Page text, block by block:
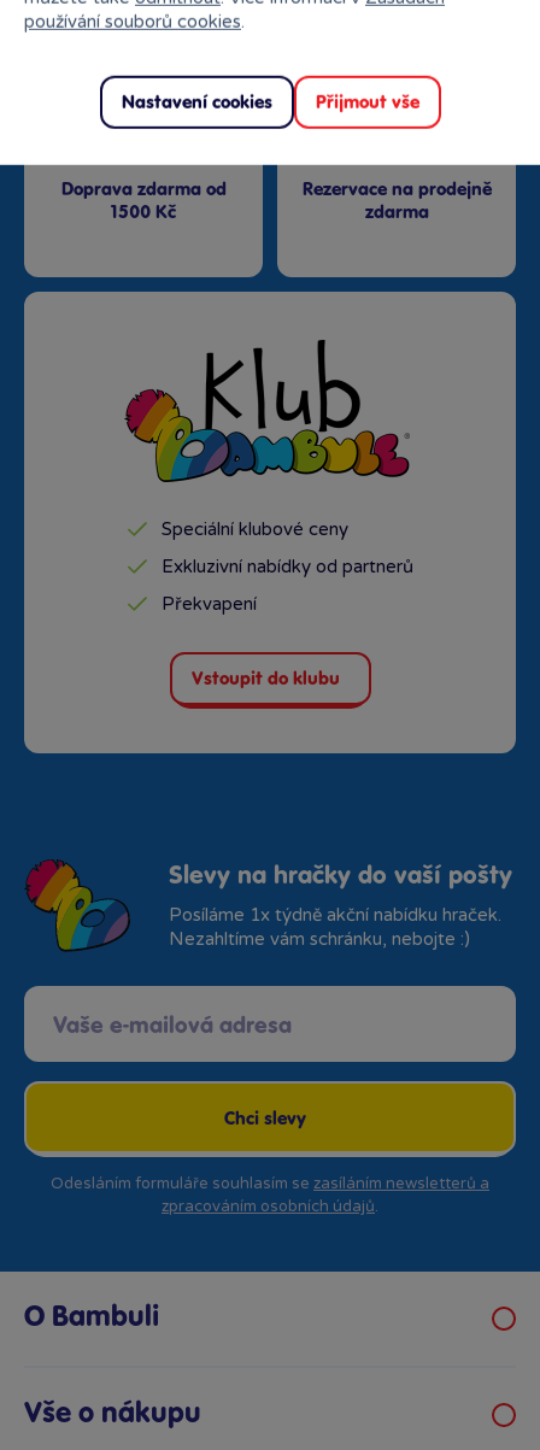
Doprava zdarma od
1500 Kč
Rezervace na prodejně
zdarma
Speciální klubové ceny
Exkluzivní nabídky od partnerů
Překvapení
Vstoupit do klubu
Slevy na hračky do vaší pošty
Posíláme 1x týdně akční nabídku hraček.
Nezahltíme vám schránku, nebojte :)
Chci slevy
Odesláním formuláře souhlasím se zasíláním newsletterů a
zpracováním osobních údajů.
O Bambuli
Prodejny Bambule
Vše o nákupu
používání souborů cookies.
Nastavení cookies Přijmout vše